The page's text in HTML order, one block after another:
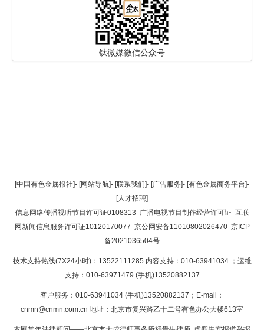
钛微媒微信公众号
返回顶部
返回首页
[中国有色金属报社]- [网站导航]- [联系我们]- [广告服务]- [有色金属商务平台]-
[人才招聘]
信息网络传播视听节目许可证0108313 广播电视节目制作经营许可证 互联
网新闻信息服务许可证10120170077 京公网安备11010802026470 京ICP
备2021036504号
技术支持热线(7X24小时)：13522111285 内容支持：010-63941034 ；运维
支持：010-63971479 (手机)13520882137
客户服务：010-63941034 (手机)13520882137；E-mail：
cnmn@cnmn.com.cn 地址：北京市复兴路乙十二号有色办公大楼613室